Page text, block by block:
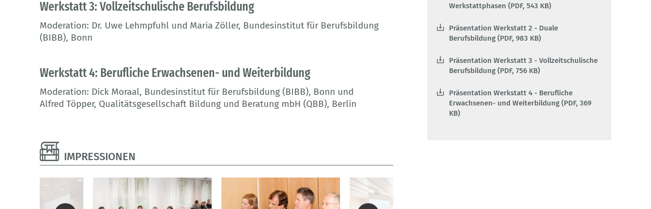
Werkstatt 3: Vollzeitschulische Berufsbildung
Moderation: Dr. Uwe Lehmpfuhl und Maria Zöller, Bundesinstitut für Berufsbildung
(BIBB), Bonn
Werkstatt 4: Berufliche Erwachsenen- und Weiterbildung
Moderation: Dick Moraal, Bundesinstitut für Berufsbildung (BIBB), Bonn und
Alfred Töpper, Qualitätsgesellschaft Bildung und Beratung mbH (QBB), Berlin
IMPRESSIONEN
Werkstattphasen (PDF, 543 KB)
Präsentation Werkstatt 2 - Duale
Berufsbildung (PDF, 983 KB)
Präsentation Werkstatt 3 - Vollzeitschulische
Berufsbildung (PDF, 756 KB)
Präsentation Werkstatt 4 - Berufliche
Erwachsenen- und Weiterbildung (PDF, 369
KB)